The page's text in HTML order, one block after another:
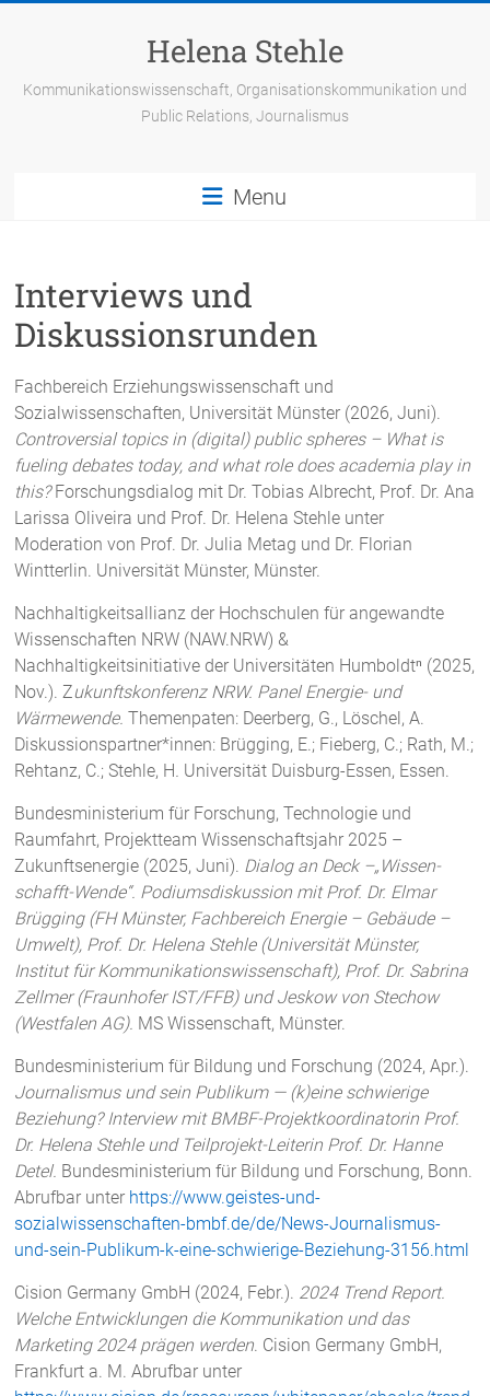
Helena Stehle
Kommunikationswissenschaft, Organisationskommunikation und
Public Relations, Journalismus
Menu
Interviews und
Diskussionsrunden
Fachbereich Erziehungswissenschaft und
Sozialwissenschaften, Universität Münster (2026, Juni).
Controversial topics in (digital) public spheres – What is
fueling debates today, and what role does academia play in
this?Forschungsdialog mit Dr. Tobias Albrecht, Prof. Dr. Ana
Larissa Oliveira und Prof. Dr. Helena Stehle unter
Moderation von Prof. Dr. Julia Metag und Dr. Florian
Wintterlin. Universität Münster, Münster.
Nachhaltigkeitsallianz der Hochschulen für angewandte
Wissenschaften NRW (NAW.NRW) &
Nachhaltigkeitsinitiative der Universitäten Humboldtⁿ (2025,
Nov.). Zukunftskonferenz NRW. Panel Energie- und
Wärmewende. Themenpaten: Deerberg, G., Löschel, A.
Diskussionspartner*innen: Brügging, E.; Fieberg, C.; Rath, M.;
Rehtanz, C.; Stehle, H. Universität Duisburg-Essen, Essen.
Bundesministerium für Forschung, Technologie und
Raumfahrt, Projektteam Wissenschaftsjahr 2025 –
Zukunftsenergie (2025, Juni). Dialog an Deck –„Wissen-
schafft-Wende“. Podiumsdiskussion mit Prof. Dr. Elmar
Brügging (FH Münster, Fachbereich Energie – Gebäude –
Umwelt), Prof. Dr. Helena Stehle (Universität Münster,
Institut für Kommunikationswissenschaft), Prof. Dr. Sabrina
Zellmer (Fraunhofer IST/FFB) und Jeskow von Stechow
(Westfalen AG). MS Wissenschaft, Münster.
Bundesministerium für Bildung und Forschung (2024, Apr.).
Journalismus und sein Publikum — (k)eine schwierige
Beziehung? Interview mit BMBF-Projektkoordinatorin Prof.
Dr. Helena Stehle und Teilprojekt-Leiterin Prof. Dr. Hanne
Detel. Bundesministerium für Bildung und Forschung, Bonn.
Abrufbar unter https://www.geistes-und-
sozialwissenschaften-bmbf.de/de/News-Journalismus-
und-sein-Publikum-k-eine-schwierige-Beziehung-3156.html
Cision Germany GmbH (2024, Febr.). 2024 Trend Report.
Welche Entwicklungen die Kommunikation und das
Marketing 2024 prägen werden. Cision Germany GmbH,
Frankfurt a. M. Abrufbar unter